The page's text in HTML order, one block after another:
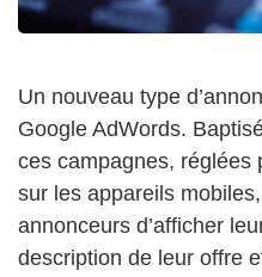
Un nouveau type
Google AdWords.
ces campagnes, réglées
sur les appareils
annonceurs d’afficher
description de leur offre